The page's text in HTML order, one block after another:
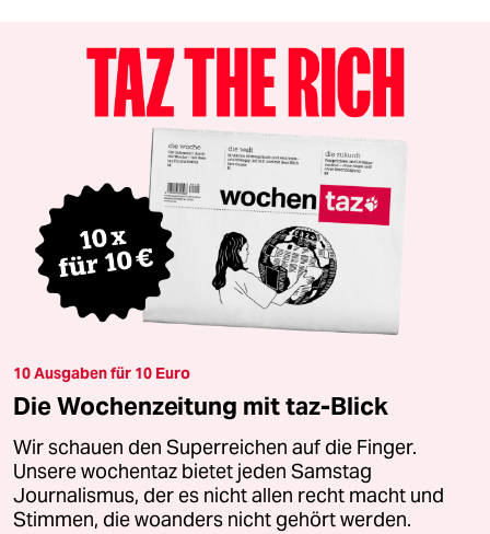
10 Ausgaben für 10 Euro
Die Wochenzeitung mit taz-Blick
Wir schauen den Superreichen auf die Finger.
Unsere wochentaz bietet jeden Samstag
Journalismus, der es nicht allen recht macht und
Stimmen, die woanders nicht gehört werden.